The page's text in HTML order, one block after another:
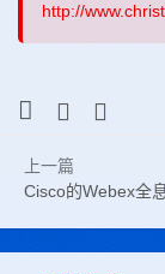
http://
上一篇
Cisco的Webex全息圖推出了